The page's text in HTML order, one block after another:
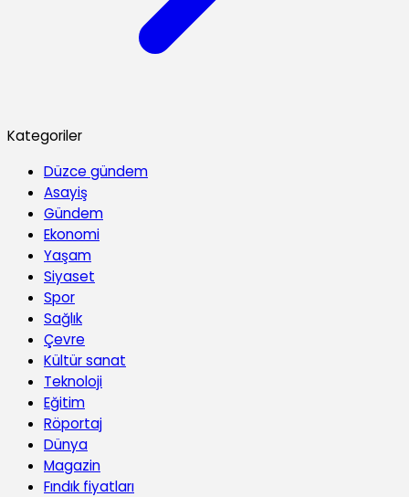
Kategoriler
Düzce gündem
Asayiş
Gündem
Ekonomi
Yaşam
Siyaset
Spor
Sağlık
Çevre
Kültür sanat
Teknoloji
Eğitim
Röportaj
Dünya
Magazin
Fındık fiyatları